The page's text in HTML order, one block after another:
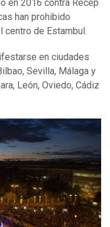
en 2016 contra Recep
han prohibido
centro de Estambul.
en ciudades
Sevilla, Málaga y
León, Oviedo, Cádiz